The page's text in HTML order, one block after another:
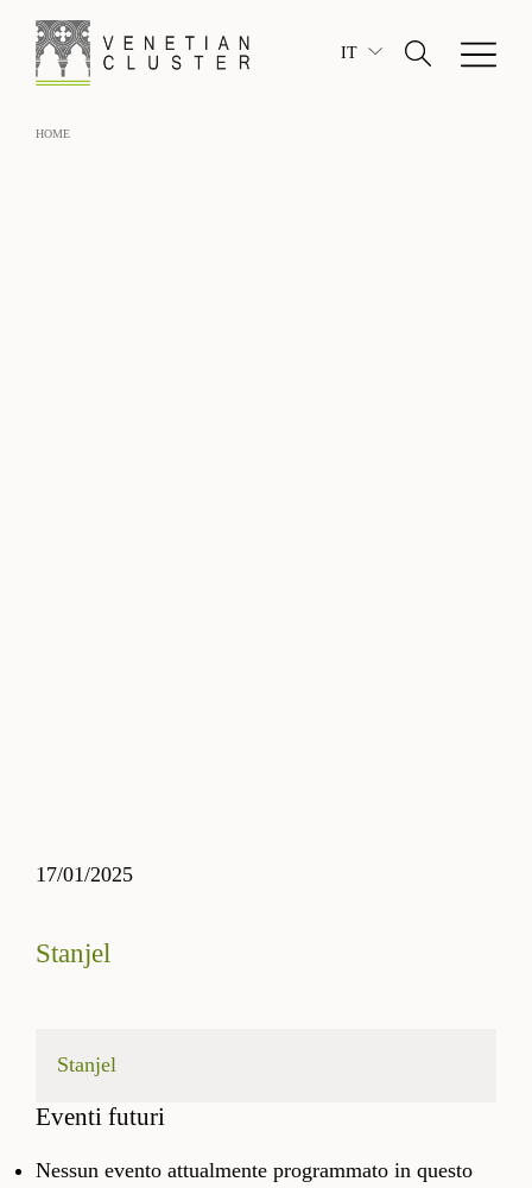
IT
HOME
17/01/2025
Stanjel
Stanjel
Eventi futuri
Nessun evento attualmente programmato in questo